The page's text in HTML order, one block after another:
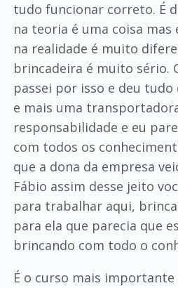
tudo funcionar correto. É
na teoria é uma coisa
na realidade é muito
brincadeira é muito sério.
passei por isso e deu
e mais uma
responsabilidade e eu
com todos os
que a dona da empresa
Fábio assim desse jeito
para trabalhar aqui,
para ela que parecia que
brincando com todo o
É o curso mais importante